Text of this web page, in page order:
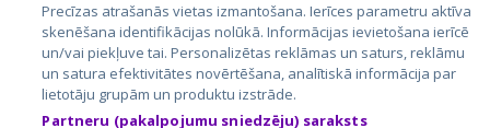
City24.ee
GetaPro.lv
GetaPro.ee
Skelbiu.lt
Kainos.lt
Paslaugos.lt
auto24.ee
Precīzas atrašanās vietas izmantošana. Ierīces parametru aktīva
skenēšana identifikācijas nolūkā. Informācijas ievietošana ierīcē
un/vai piekļuve tai. Personalizētas reklāmas un saturs, reklāmu
un satura efektivitātes novērtēšana, analītiskā informācija par
lietotāju grupām un produktu izstrāde.
Partneru (pakalpojumu sniedzēju) saraksts